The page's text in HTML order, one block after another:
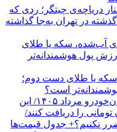
دریاچه‌ی چیتگر؛ ردی که
در تهران به‌جا گذاشته
آب‌شده، سکه یا طلای
پول هوشمندانه‌تر
یا طلای دست دوم؛
است؟
ثبت‌نام ایران‌خودرو مرداد ۱۴۰۵/ این
سود ا ۵۳۰ میلیون تومانی را دریافت کنند/
نکنیم؟+ جدول قیمت‌ها